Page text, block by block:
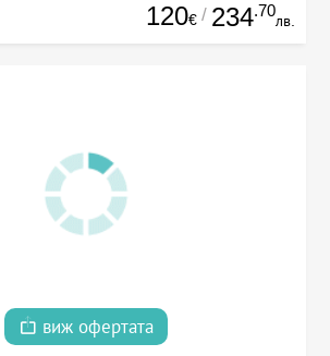
120€ / 234.70
лв.
виж офертата